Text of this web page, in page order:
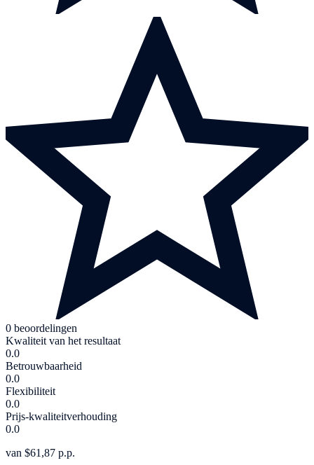
0 beoordelingen
Kwaliteit van het resultaat
0.0
Betrouwbaarheid
0.0
Flexibiliteit
0.0
Prijs-kwaliteitverhouding
0.0
van $61,87 p.p.